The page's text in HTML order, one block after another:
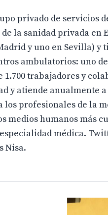
privado de servicios
la sanidad privada en
y uno en Sevilla) y
ambulatorios: uno
trabajadores y
y atiende anualmente
profesionales de la
humanos más
médica.
Nisa.